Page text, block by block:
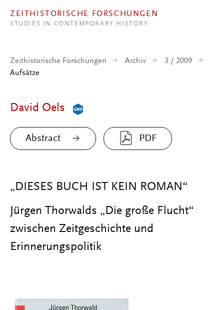
ZEITHISTORISCHE FORSCHUNGEN
STUDIES IN CONTEMPORARY HISTORY
Zeithistorische Forschungen Archiv
3 / 2009
Aufsätze
David Oels
Abstract PDF
„DIESES BUCH IST KEIN ROMAN“
Jürgen Thorwalds „Die große Flucht“
zwischen Zeitgeschichte und
Erinnerungspolitik